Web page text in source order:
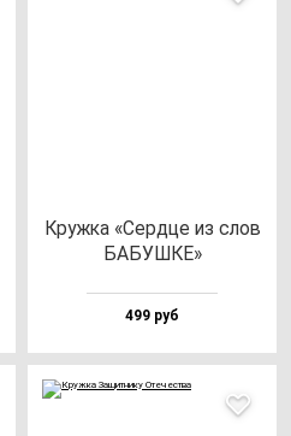
Круж­ка «Сер­дце из слов
БАБУШКЕ»
499 руб